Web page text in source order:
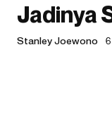
Jadinya
Stanley Joewono